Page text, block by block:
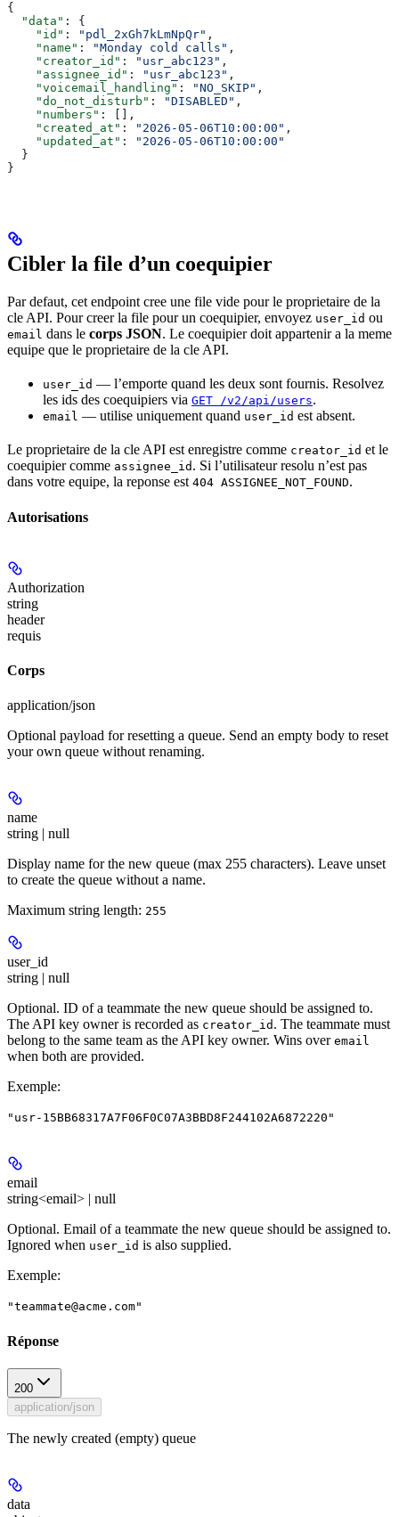
{
  "data"
: {
    "id"
: "pdl_2xGh7kLmNpQr" ,
    "name"
: "Monday cold calls" ,
    "creator_id"
: "usr_abc123" ,
    "assignee_id"
: "usr_abc123" ,
    "voicemail_handling"
: "NO_SKIP" ,
    "do_not_disturb"
: "DISABLED" ,
    "numbers"
: [],
    "created_at"
: "2026-05-06T10:00:00" ,
    "updated_at"
:
"2026-05-06T10:00:00"
  }
}
Cibler la file d’un coequipier
Par defaut, cet endpoint cree une file vide pour le proprietaire de la
cle API. Pour creer la file pour un coequipier, envoyez user_id ou
email dans le corps JSON. Le coequipier doit appartenir a la meme
equipe que le proprietaire de la cle API.
user_id — l’emporte quand les deux sont fournis. Resolvez
les ids des coequipiers via GET /v2/api/users.
email — utilise uniquement quand user_id est absent.
Le proprietaire de la cle API est enregistre comme creator_id et le
coequipier comme assignee_id . Si l’utilisateur resolu n’est pas
dans votre equipe, la reponse est 404 ASSIGNEE_NOT_FOUND.
Autorisations
Authorization
string
header
requis
Corps
application/json
Optional payload for resetting a queue. Send an empty body to reset
your own queue without renaming.
name
string | null
Display name for the new queue (max 255 characters). Leave unset
to create the queue without a name.
Maximum string length: 255
user_id
string | null
Optional. ID of a teammate the new queue should be assigned to.
The API key owner is recorded as creator_id . The teammate must
belong to the same team as the API key owner. Wins over email
when both are provided.
Exemple:
"usr-15BB68317A7F06F0C07A3BBD8F244102A6872220"
email
string<email> | null
Optional. Email of a teammate the new queue should be assigned to.
Ignored when user_id is also supplied.
Exemple:
"teammate@acme.com"
Réponse
200
application/json
The newly created (empty) queue
data